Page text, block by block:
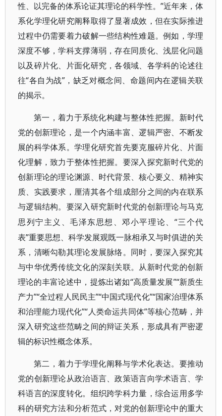
性、以完备的体系论证其理论的科学性。”近年来，体
系化学理化研究阐释取得了显著成效，但在实际推进
过程中仍需要着力破解一些结构性难题。例如，学理
深度不够，学科支撑薄弱，存在同质化、浅层化问题
以及碎片化、片面化研究，各领域、各学科的论述往
往“各自为战”，缺乏对概念间、命题间内在逻辑关联
的揭示。
第一，着力于系统化构建与整体性把握。新时代
党的创新理论，是一个内涵丰富、逻辑严密、不断发
展的科学体系。学理化研究首先要克服碎片化、片面
化理解，致力于整体性把握。要深入探究新时代党的
创新理论的理论渊源、时代背景、核心要义、精神实
质、实践要求，厘清其各个组成部分之间的内在联系
与逻辑结构。要深入研究新时代党的创新理论与马克
思列宁主义、毛泽东思想、邓小平理论、 “三个代
表”重要思想、科学发展观既一脉相承又与时俱进的关
系，清晰勾勒其理论发展脉络。同时，要深入探究其
与中华优秀传统文化的深刻关联。从新时代党的创新
理论的丰富论述中，提炼出诸如“高质量发展”“新质生
产力”“全过程人民民主”“中国式现代化”“国家治理体系
和治理能力现代化”“人类命运共同体”等核心范畴，并
深入研究这些范畴之间的辩证关系，形成具有严密逻
辑的标识性概念体系。
第二，着力于学理化阐释与学术化表达。要推动
党的创新理论从政治语言、政策语言向学术语言、学
科语言的深度转化。组织跨学科力量，综合运用多学
科的研究方法和分析范式，对党的创新理论中的重大